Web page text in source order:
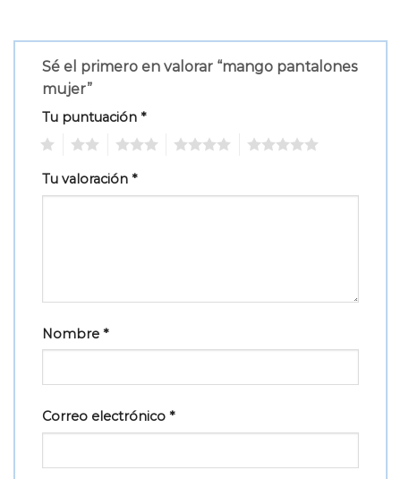
Sé el primero en valorar “mango pantalones
mujer”
Tu puntuación *
Tu valoración *
Nombre *
Correo electrónico *